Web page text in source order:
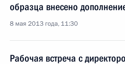
образца внесено
8 мая 2013 года, 11:30
Рабочая встреча с